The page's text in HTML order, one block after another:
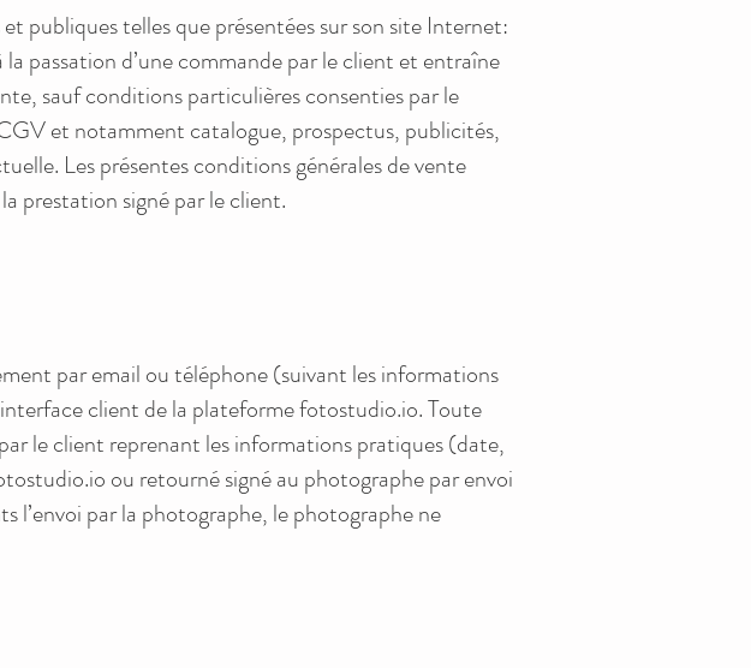
publiques telles que présentées sur son site Internet:
passation d’une commande par le client et entraîne
sauf conditions particulières consenties par le
et notamment catalogue, prospectus, publicités,
Les présentes conditions générales de vente
prestation signé par le client.
par email ou téléphone (suivant les informations
client de la plateforme fotostudio.io. Toute
le client reprenant les informations pratiques (date,
ou retourné signé au photographe par envoi
l’envoi par la photographe, le photographe ne